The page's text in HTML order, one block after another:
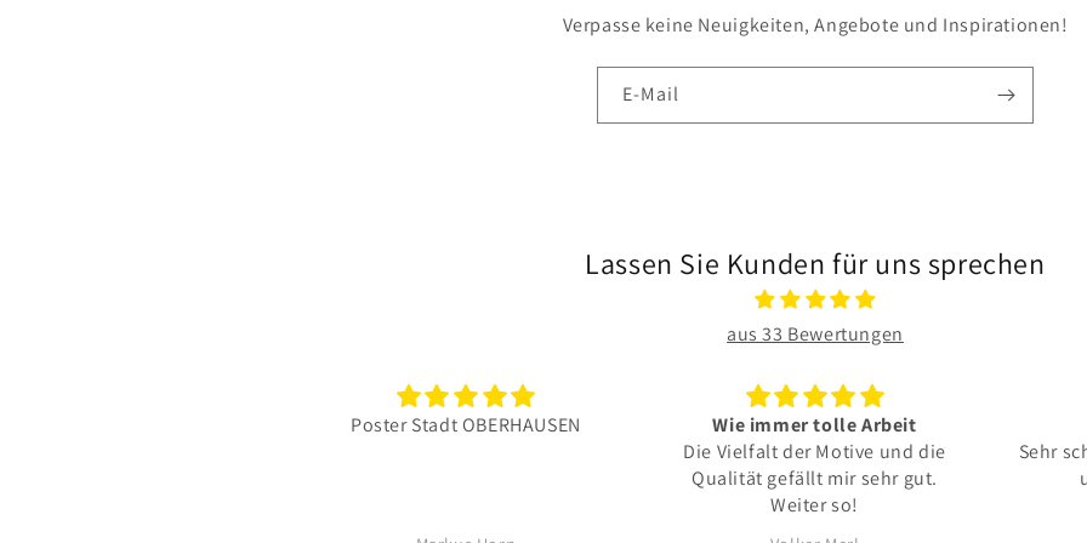
Verpasse keine Neuigkeiten, Angebote und Inspirationen!
E-Mail
Lassen Sie Kunden für uns sprechen
aus 33 Bewertungen
Wie immer tolle Arbeit
Alles top
Sehr schönes Motiv für die Küche
und toll verarbeitet